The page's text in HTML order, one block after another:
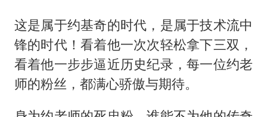
这是属于约基奇的时代，是属于技术流中
锋的时代！看着他一次次轻松拿下三双，
看着他一步步逼近历史纪录，每一位约老
师的粉丝，都满心骄傲与期待。